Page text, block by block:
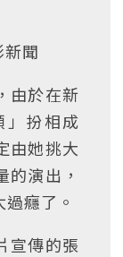
聞
由於在新
」扮相成
由她挑大
演出，
癮了。
宣傳的張